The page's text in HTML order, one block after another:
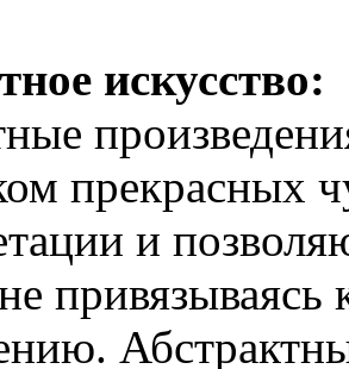
искусство:
прекрасных
и
привязываясь